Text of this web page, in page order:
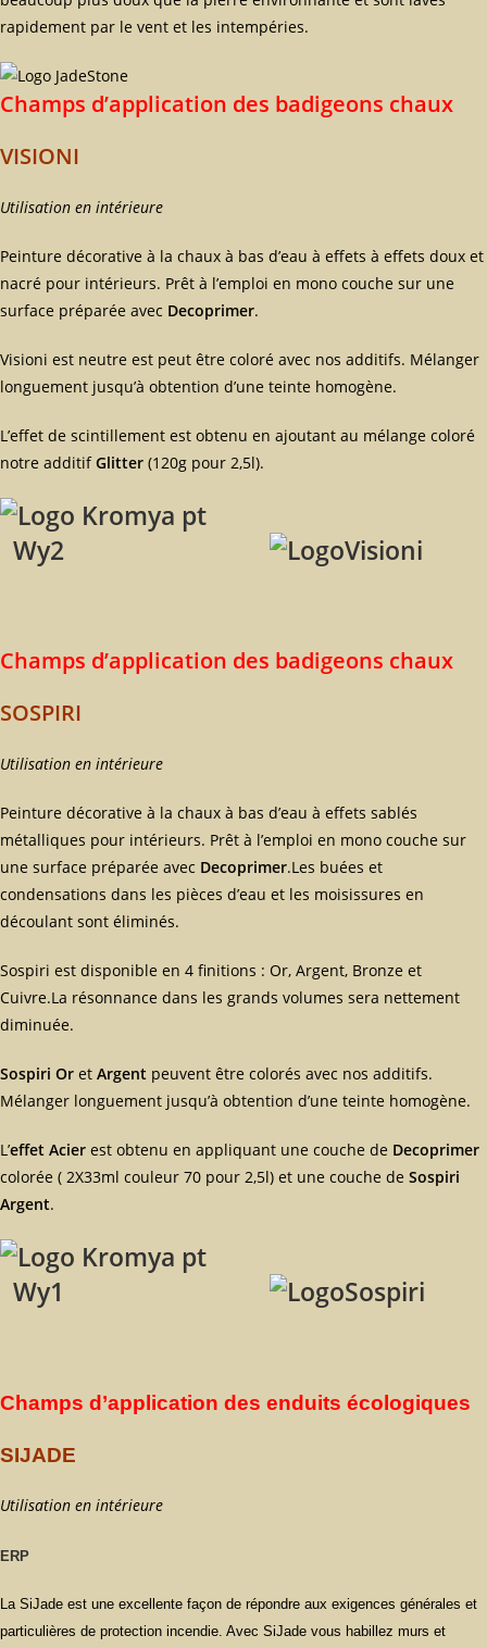
rapidement par le vent et les intempéries.
Champs d’application des badigeons chaux
VISIONI
Utilisation en intérieure
Peinture décorative à la chaux à bas d’eau à effets à effets doux et
nacré pour intérieurs. Prêt à l’emploi en mono couche sur une
surface préparée avec Decoprimer.
Visioni est neutre est peut être coloré avec nos additifs. Mélanger
longuement jusqu’à obtention d’une teinte homogène.
L’effet de scintillement est obtenu en ajoutant au mélange coloré
notre additifGlitter (120g pour 2,5l).
Wy2
Champs d’application des badigeons chaux
SOSPIRI
Utilisation en intérieure
Peinture décorative à la chaux à bas d’eau à effets sablés
métalliques pour intérieurs. Prêt à l’emploi en mono couche sur
une surface préparée avec Decoprimer.Les buées et
condensations dans les pièces d’eau et les moisissures en
découlant sont éliminés.
Sospiri est disponible en 4 finitions : Or, Argent, Bronze et
Cuivre.La résonnance dans les grands volumes sera nettement
diminuée.
Sospiri Or et Argent peuvent être colorés avec nos additifs.
Mélanger longuement jusqu’à obtention d’une teinte homogène.
L’effet Acier est obtenu en appliquant une couche de Decoprimer
colorée ( 2X33ml couleur 70 pour 2,5l) et une couche de Sospiri
Argent.
Wy1
Champs d’application des enduits écologiques
SIJADE
Utilisation en intérieure
ERP
La SiJade est une excellente façon de répondre aux exigences générales et
particulières de protection incendie. Avec SiJade vous habillez murs et